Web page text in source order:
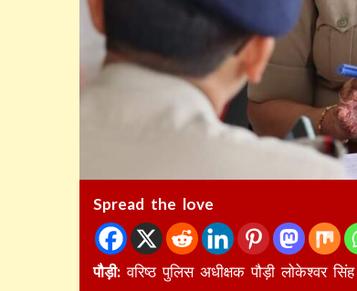
Spread the love
पौड़ी: वरिष्ठ पुलिस अधीक्षक पौड़ी लोकेश्वर